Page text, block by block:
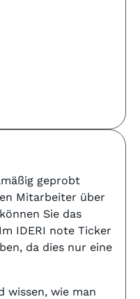
geprobt
Mitarbeiter über
Sie das
IDERI note Ticker
da dies nur eine
wissen, wie man